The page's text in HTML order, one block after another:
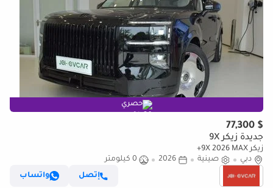
حصري
$ 77,300
جديدة زيكر 9X
زيكر 9X 2026 MAX+
دبي
صينية 2026
0 كيلومتر
إتصل
واتساب